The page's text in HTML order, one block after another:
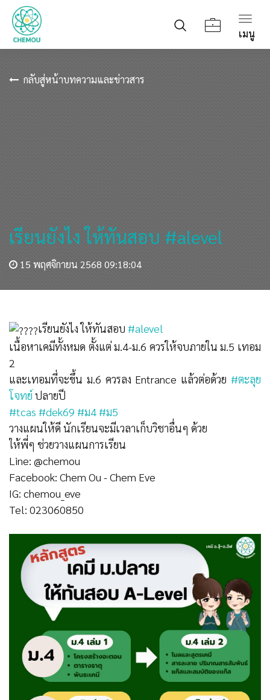
เมนู
กลับสู่หน้าบทความและข่าวสาร
เรียนยังไง ให้ทันสอบ #alevel
15 พฤศจิกายน 2568 09:18:04
เรียนยังไง ให้ทันสอบ #alevel
เนื้อหาเคมีทั้งหมด ตั้งแต่ ม.4-ม.6 ควรให้จบภายใน ม.5 เทอม
2
และเทอมที่จะขึ้น ม.6 ควรลง Entrance แล้วต่อด้วย #ตะลุย
โจทย์ ปลายปี
#tcas #dek69 #ม4 #ม5
วางแผนให้ดี นักเรียนจะมีเวลาเก็บวิชาอื่นๆ ด้วย
ให้พี่ๆ ช่วยวางแผนการเรียน
Line: @chemou
Facebook: Chem Ou - Chem Eve
IG: chemou_eve
Tel: 023060850